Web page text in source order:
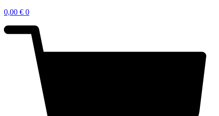
0,00 € 0